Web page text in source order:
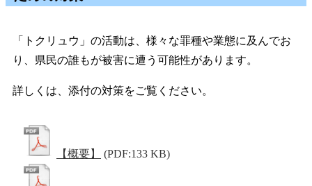
「トクリュウ」の活動は、様々な罪種や業態に及んでお
り、県民の誰もが被害に遭う可能性があります。
詳しくは、添付の対策をご覧ください。
【概要】 (PDF:133 KB)